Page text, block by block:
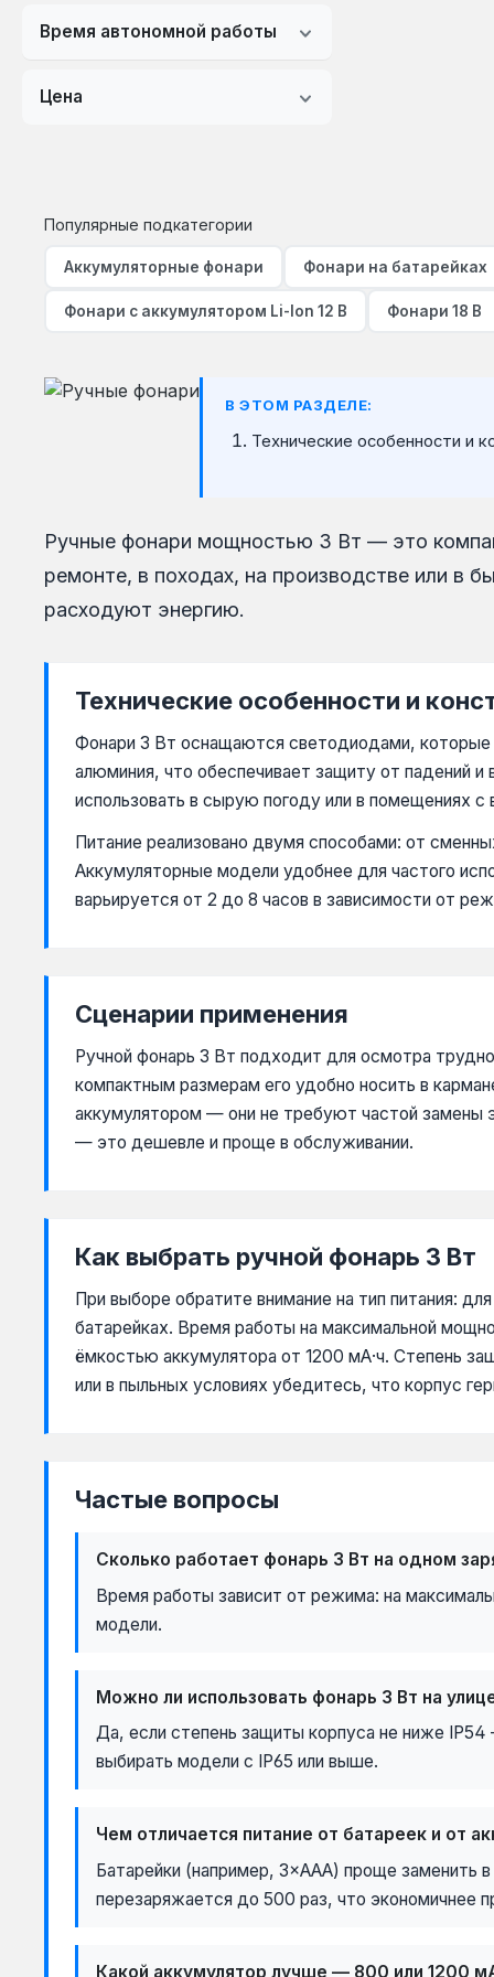
li-ion 3.7v 4400 mah
li-ion 3.7в 800 маг
li-ion 12в
li-ion 3000 маг
Время автономной работы
Цена
Популярные подкатегории
Аккумуляторные фонари Фонари на батарейках
Фонари с аккумулятором Li-Ion 12 В Фонари 18 В
В ЭТОМ РАЗДЕЛЕ:
Технические особенности и
Ручные фонари мощностью 3 Вт — это
ремонте, в походах, на производстве или в
расходуют энергию.
Технические особенности и
Фонари 3 Вт оснащаются светодиодами, которые
алюминия, что обеспечивает защиту от падений
использовать в сырую погоду или в помещениях
Питание реализовано двумя способами: от
Аккумуляторные модели удобнее для частого
варьируется от 2 до 8 часов в зависимости от
Сценарии применения
Ручной фонарь 3 Вт подходит для осмотра
компактным размерам его удобно носить в
аккумулятором — они не требуют частой замены
— это дешевле и проще в обслуживании.
Как выбрать ручной фонарь 3 Вт
При выборе обратите внимание на тип питания:
батарейках. Время работы на максимальной
ёмкостью аккумулятора от 1200 мА·ч. Степень
или в пыльных условиях убедитесь, что корпус
Частые вопросы
Сколько работает фонарь 3 Вт на одном
Время работы зависит от режима: на
модели.
Можно ли использовать фонарь 3 Вт на
Да, если степень защиты корпуса не ниже
выбирать модели с IP65 или выше.
Чем отличается питание от батареек и от
Батарейки (например, 3×AAA) проще заменить
перезаряжается до 500 раз, что экономичнее
Какой аккумулятор лучше — 800 или 1200